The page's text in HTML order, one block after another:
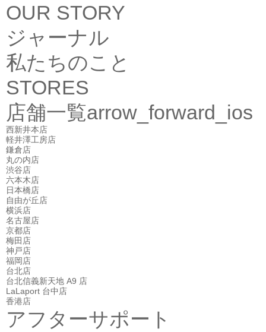
OUR STORY
ジャーナル
私たちのこと
STORES
店舗一覧arrow_forward_ios
西新井本店
軽井澤工房店
鎌倉店
丸の内店
渋谷店
六本木店
日本橋店
自由が丘店
横浜店
名古屋店
京都店
梅田店
神戸店
福岡店
台北店
台北信義新天地 A9 店
LaLaport 台中店
香港店
アフターサポート